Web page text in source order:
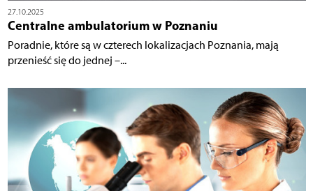
27.10.2025
Centralne ambulatorium w Poznaniu
Poradnie, które są w czterech lokalizacjach Poznania, mają
przenieść się do jednej –...